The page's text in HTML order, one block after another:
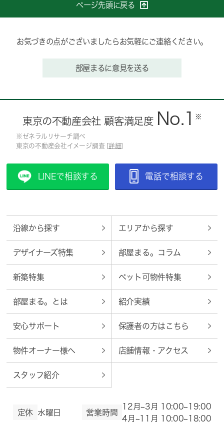
ページ先頭に戻る
お気づきの点がございましたらお気軽にご連絡ください。
部屋まるに意見を送る
東京の不動産会社 顧客満足度 No.1 ※
※ゼネラルリサーチ調べ
東京の不動産会社イメージ調査 [ 詳細
LINEで相談する 電話で相談する
沿線から探す エリアから探す
デザイナーズ特集 部屋まる。コラム
新築特集 ペット可物件特集
部屋まる。とは 紹介実績
安心サポート 保護者の方はこちら
物件オーナー様へ 店舗情報・アクセス
スタッフ紹介
定休 水曜日 営業時間
12月~3月 10:00~19:00
4月~11月 10:00~18:00